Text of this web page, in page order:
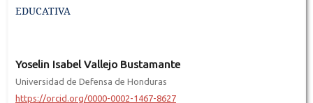
EDUCATIVA
Yoselin Isabel Vallejo Bustamante
Universidad de Defensa de Honduras
https://orcid.org/0000-0002-1467-8627